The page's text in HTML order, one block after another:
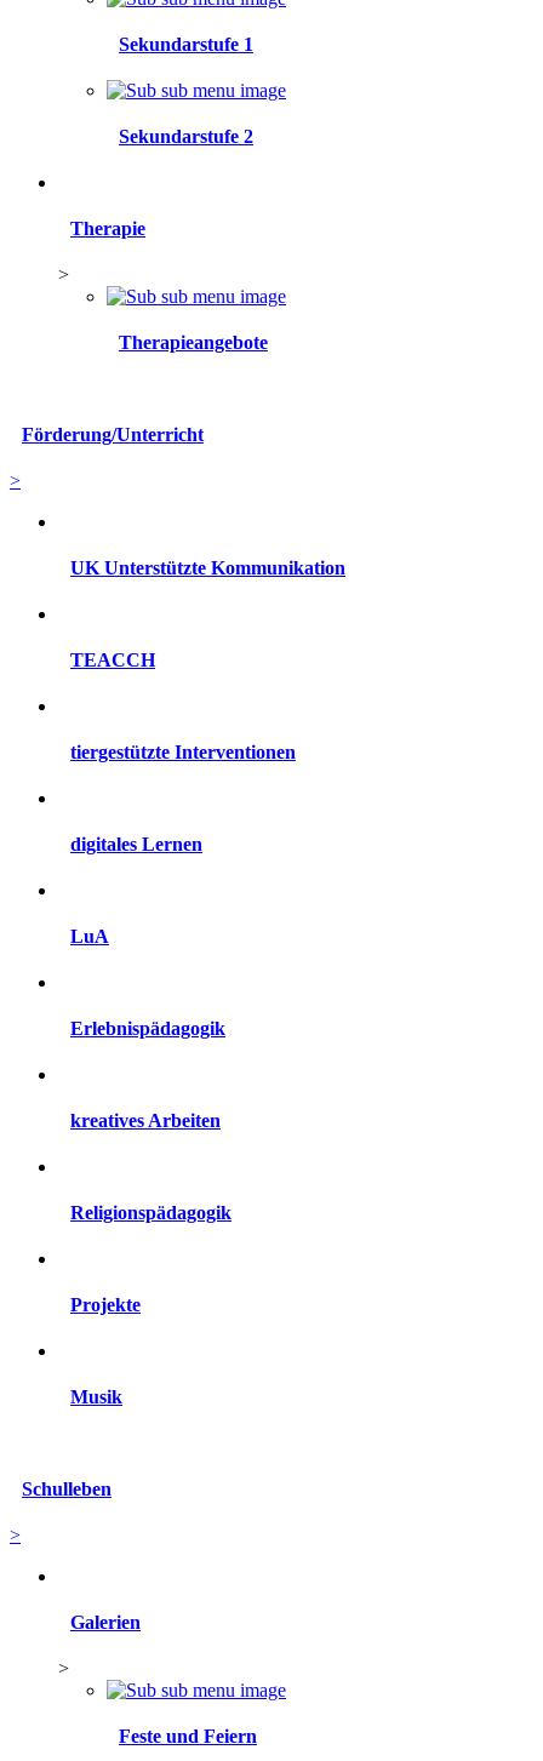
Sekundarstufe 1
Sekundarstufe 2
Therapie
>
Therapieangebote
Förderung/Unterricht
>
UK Unterstützte Kommunikation
TEACCH
tiergestützte Interventionen
digitales Lernen
LuA
Erlebnispädagogik
kreatives Arbeiten
Religionspädagogik
Projekte
Musik
Schulleben
>
Galerien
>
Feste und Feiern